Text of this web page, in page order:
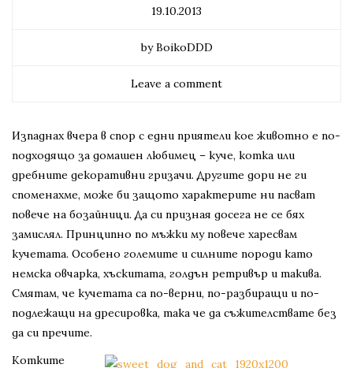
19.10.2013
by BoikoDDD
Leave a comment
Изпаднах вчера в спор с едни приятели кое животно е по-
подходящо за домашен любимец – куче, котка или
дребните декоративни гризачи. Другите дори не ги
споменахме, може би защото характерите ни пасват
повече на бозайници. Да си призная досега не се бях
замислял. Принципно по мъжки му повече харесвам
кучетата. Особено големите и силните породи като
немска овчарка, хъскитата, голдън ретривър и такива.
Смятам, че кучетата са по-верни, по-разбиращи и по-
подлежащи на дресировка, така че да съжителствате без
да си пречите.
Котките